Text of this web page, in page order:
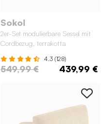
Sokol
2er-Set modulierbare Sessel mit
Cordbezug, terrakotta
4.3 (128)
549,99 € 439,99 €